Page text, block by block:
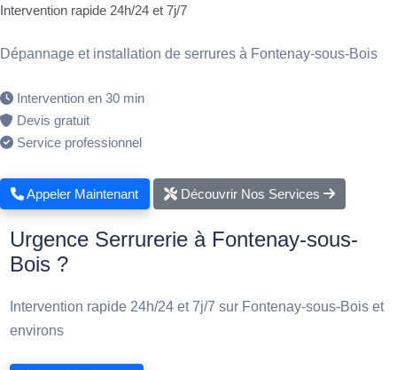
Intervention rapide 24h/24 et 7j/7
Dépannage et installation de serrures à Fontenay-sous-Bois
Intervention en 30 min
Devis gratuit
Service professionnel
Appeler Maintenant Découvrir Nos Services
Urgence Serrurerie à Fontenay-sous-
Bois ?
Intervention rapide 24h/24 et 7j/7 sur Fontenay-sous-Bois et
environs